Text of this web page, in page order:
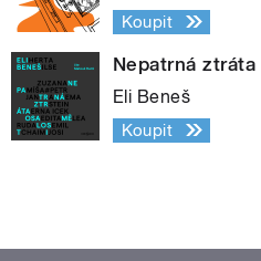
Koupit
Nepatrná
Eli Beneš
Koupit